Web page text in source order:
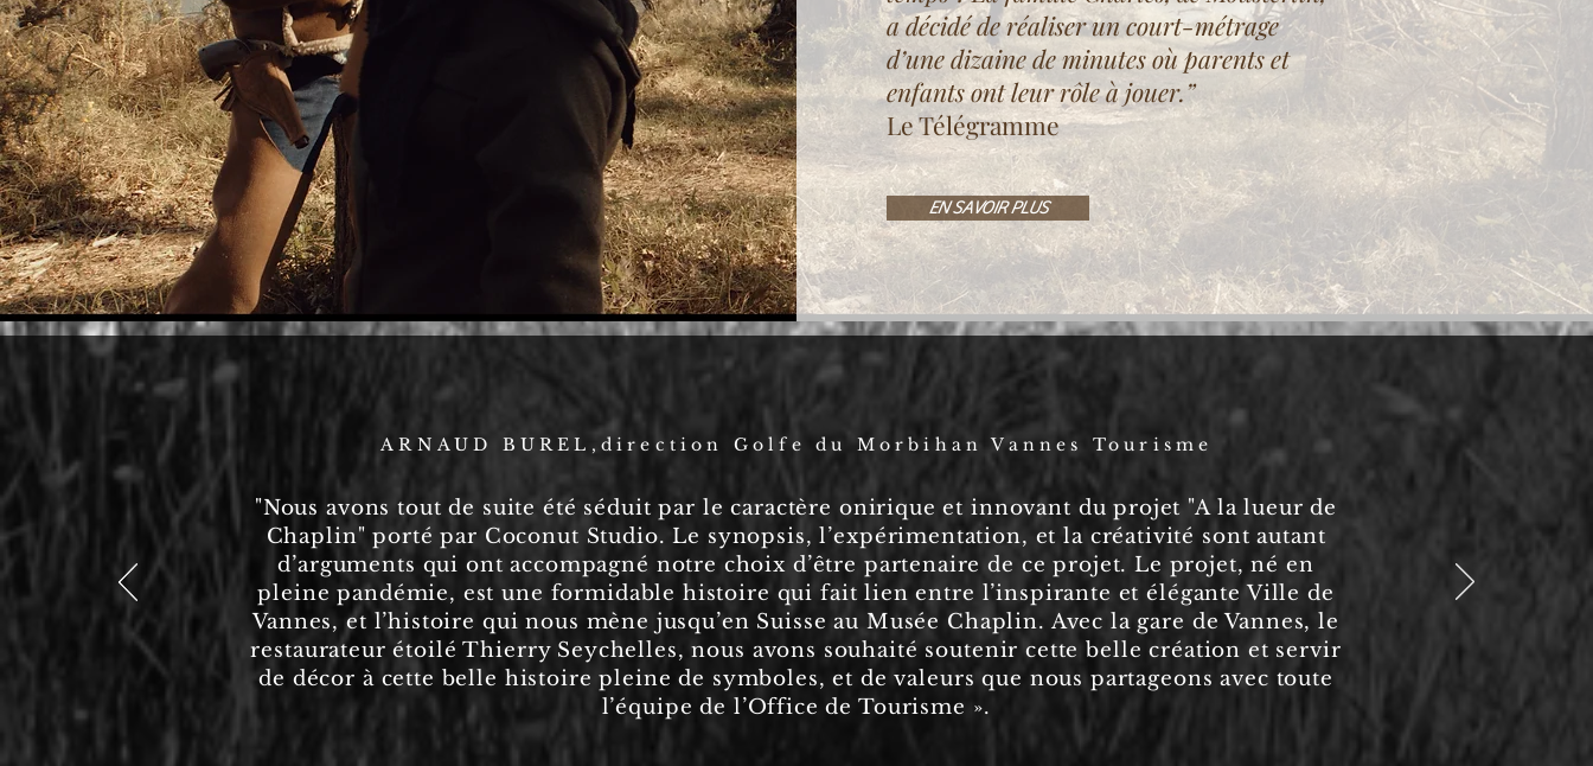
a décidé de réaliser un court-métrage
d’une dizaine de minutes où parents et
enfants ont leur rôle à jouer.”
Le Télégramme
EN SAVOIR PLUS
ARNAUD BUREL,direction Golfe du Morbihan Vannes Tourisme
"Nous avons tout de suite été séduit par le caractère onirique et innovant du projet "A la lueur de
Chaplin" porté par Coconut Studio. Le synopsis, l’expérimentation, et la créativité sont autant
d’arguments qui ont accompagné notre choix d’être partenaire de ce projet. Le projet, né en
pleine pandémie, est une formidable histoire qui fait lien entre l’inspirante et élégante Ville de
Vannes, et l’histoire qui nous mène jusqu’en Suisse au Musée Chaplin. Avec la gare de Vannes, le
restaurateur étoilé Thierry Seychelles, nous avons souhaité soutenir cette belle création et servir
de décor à cette belle histoire pleine de symboles, et de valeurs que nous partageons avec toute
l’équipe de l’Office de Tourisme ».